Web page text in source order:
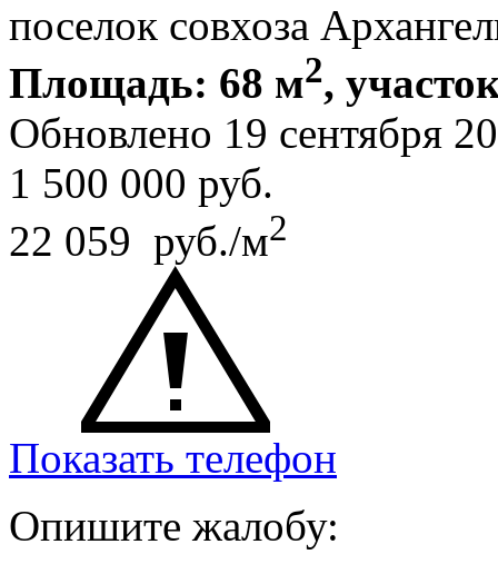
поселок совхоза
Площадь: 68 м2,
Обновлено 19 сентября
1 500 000 руб.
22 059 руб./м2
Показать телефон
Опишите жалобу: